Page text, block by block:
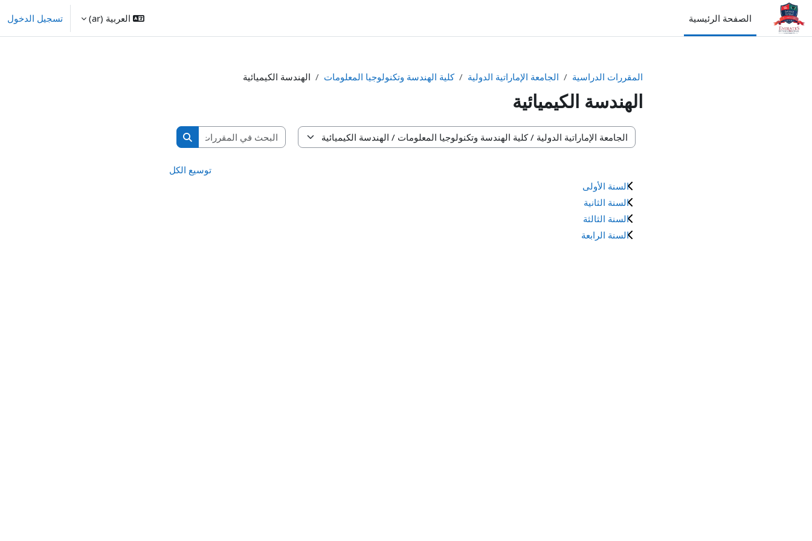
تخطى إلى المحتوى الرئيسي
الصفحة الرئيسية
العربية ‎(ar)‎ تسجيل الدخول
المقررات الدراسية الجامعة الإماراتية الدولية كلية الهندسة وتكنولوجيا المعلومات الهندسة الكيميائية
الهندسة الكيميائية
تصنيفات المقررات
البحث في المقررات الدراسية
البحث في المقررات الدراسية
توسيع الكل
السنة الأولى
السنة الثانية
السنة الثالثة
السنة الرابعة